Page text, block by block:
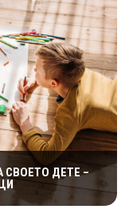
СВОЕТО ДЕТЕ –